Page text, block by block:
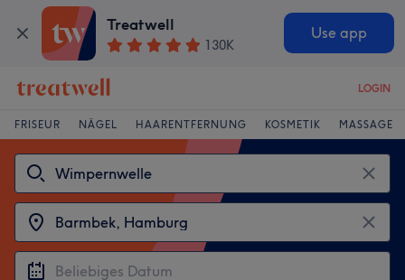
Treatwell
130K
Use app
LOGIN
FRISEUR NÄGEL HAARENTFERNUNG KOSMETIK MASSAGE